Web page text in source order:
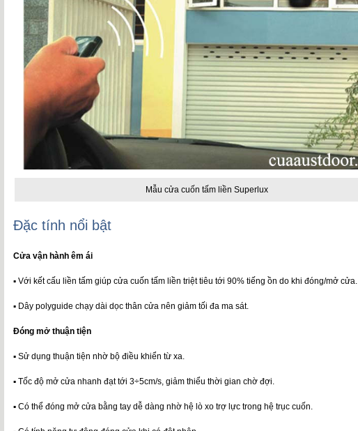
Mẫu cửa cuốn tấm liền Superlux
Đặc tính nổi bật
Cửa vận hành êm ái
▪ Với kết cấu liền tấm giúp cửa cuốn tấm liền triệt tiêu tới 90% tiếng ồn do khi đóng/mở cửa.
▪ Dây polyguide chạy dài dọc thân cửa nên giảm tối đa ma sát.
Đóng mở thuận tiện
▪ Sử dụng thuận tiện nhờ bộ điều khiển từ xa.
▪ Tốc độ mở cửa nhanh đạt tới 3÷5cm/s, giảm thiểu thời gian chờ đợi.
▪ Có thể đóng mở cửa bằng tay dễ dàng nhờ hệ lò xo trợ lực trong hệ trục cuốn.